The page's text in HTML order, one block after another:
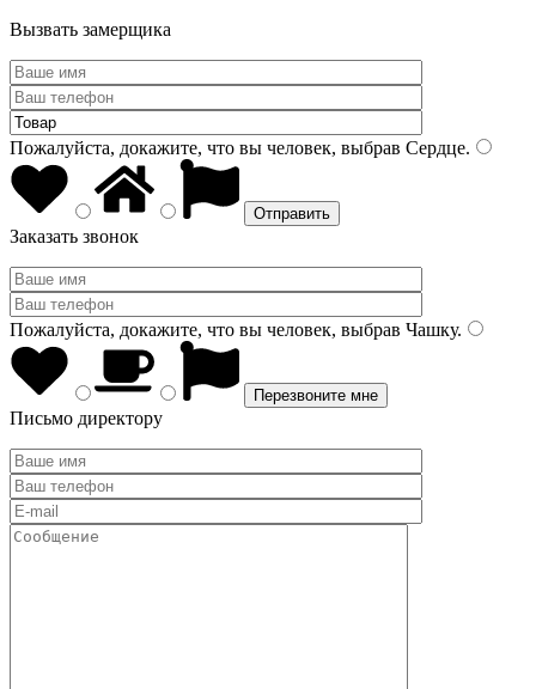
Вызвать замерщика
Пожалуйста, докажите, что вы человек, выбрав Сердце.
Заказать звонок
Пожалуйста, докажите, что вы человек, выбрав Чашку.
Письмо директору